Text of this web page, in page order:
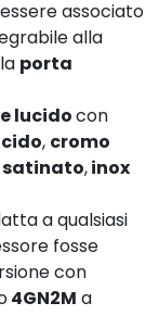
associato
alla
porta
lucidocon
, cromo
satinato,inox
a qualsiasi
fosse
con
4GN2M a